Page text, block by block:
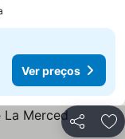
Ver preços
Partilhar